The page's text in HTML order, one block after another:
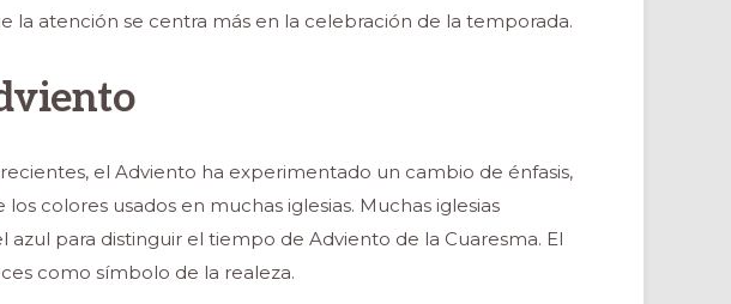
la atención se centra más en la celebración de la temporada.
el Adviento ha experimentado un cambio de énfasis,
colores usados ​​en muchas iglesias. Muchas iglesias
azul para distinguir el tiempo de Adviento de la Cuaresma. El
como símbolo de la realeza.